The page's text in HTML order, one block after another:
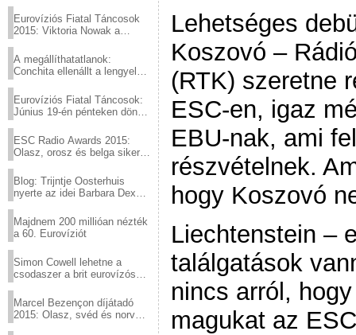
Eurovíziós Fiatal Táncosok
2015: Viktoria Nowak a
A megállíthatatlanok:
Conchita ellenállt a lengyel
Eurovíziós Fiatal Táncosok:
Június 19-én pénteken döntő
ESC Radio Awards 2015:
Olasz, orosz és belga siker,
Blog: Trijntje Oosterhuis
nyerte az idei Barbara Dex
Majdnem 200 millióan nézték
a 60. Eurovíziót
Simon Cowell lehetne a
csodaszer a brit eurovízós
Marcel Bezençon díjátadó
2015: Olasz, svéd és norvég
Lehetséges
Koszovó –
(RTK) szeretne
ESC-en, igaz
EBU-nak, ami
részvételnek.
hogy Koszovó
Liechtenstein –
találgatások
nincs arról,
magukat az